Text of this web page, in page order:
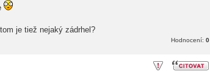
je tiež nejaký zádrhel?
Hodnocení: 0